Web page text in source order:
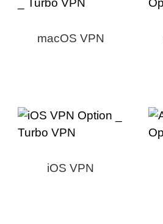
macOS VPN
iOS VPN